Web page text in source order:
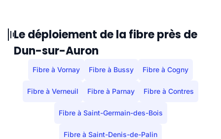
Le déploiement de la fibre près de
Dun-sur-Auron
Fibre à Vornay Fibre à Bussy Fibre à Cogny
Fibre à Verneuil Fibre à Parnay Fibre à Contres
Fibre à Saint-Germain-des-Bois
Fibre à Saint-Denis-de-Palin